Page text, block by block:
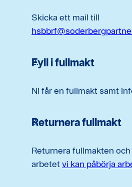
Skicka ett mail till
Fyll i fullmakt
Ni får en fullmakt samt
Returnera fullmakt
Returnera fullmakten
arbetet vi kan påbörja